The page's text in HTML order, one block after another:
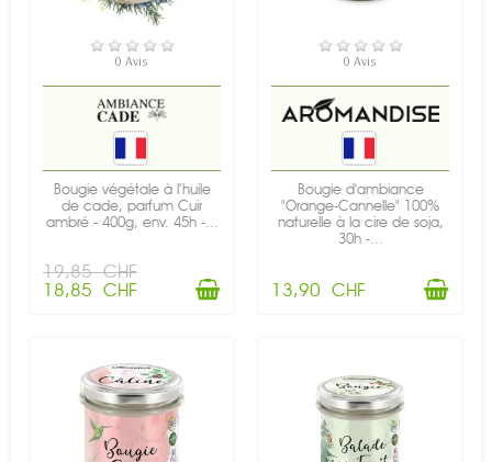
EN STOCK
0 Avis
Bougie végétale à l’huile
de cade, parfum Cuir
ambré - 400g, env. 45h -...
19,85 CHF
18,85 CHF
EN STOCK
0 Avis
Bougie d'ambiance
"Orange-Cannelle" 100%
naturelle à la cire de soja,
30h -...
13,90 CHF